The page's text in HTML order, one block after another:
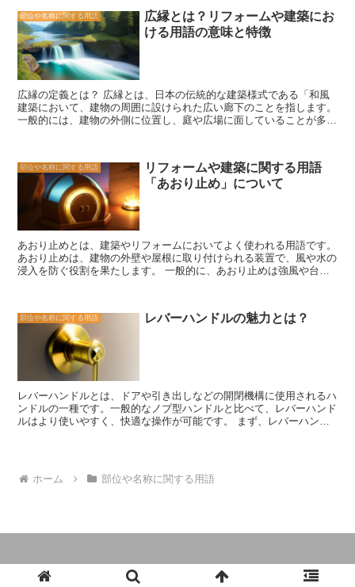
では重要な役割を果たしています。適切な引手金物を選ぶことで、不
正侵入や盗難などのリスクを軽減することができます。 引手金物
は、リフォームや建築において見逃せない要素です。その役割は、開
閉のスムーズさ、デザインの美しさ、安全性の確保など多岐にわたり
ます。引手金物を選ぶ際には、機能性だけでなく、デザインや安全性
にも注意を払いましょう。
が敷かれていました。瓦は、火災を防ぐための防火材としても使用さ
れ、建物の耐久性を高める役割を果たしていました。 江戸時代に入
ると、瓦の製造技術が進歩し、様々な形状やデザインの瓦が作られる
ようになりました。特に、寺院や城などの重要な建築物では、瓦の装
飾性が重視され、美しい屋根が作られました。また、瓦の色や模様も
重要な要素となり、地域ごとに独自のデザインが生まれました。 現
代の瓦屋根も、その伝統的なデザインや技術を受け継いでいます。瓦
は、自然素材であるため、環境に優しく、長寿命であり、耐久性にも
優れています。また、瓦の表面には、風や雨によって形成される風化
や変色が美しいとされ、年月を経ても味わい深い屋根を作り出しま
も、職人の手によって受け継がれており、瓦屋根は日本の建築文化の
象徴とも言えます。 瓦屋根の魅力は、その歴史と伝統にあります。
瓦の美しさや耐久性は、現代の建築においても高く評価されており、
多くの人々に愛され続けています。瓦屋根は、日本の建築文化の一部
として、これからも大切にされていくことでしょう。
部位や名称に関する用語
広縁とは？リフォームや建築にお
ける用語の意味と特徴
広縁の定義とは？ 広縁とは、日本の伝統的な建築様式である「和風
建築において、建物の周囲に設けられた広い廊下のことを指します。
一般的には、建物の外側に位置し、庭や広場に面していることが多い
おり、室内からも広縁を通じて自然を感じることができます。 広縁
は、日本の四季折々の美しい景色を楽しむために設けられることが多
いです。春には桜の花が咲き乱れ、夏には緑豊かな庭園が涼しげな風
を運んできます。秋には紅葉が美しく、冬には雪景色が広がります。
広縁に座りながら、自然の移り変わりを感じることができるのです。
また、広縁は建物の外部と内部を繋ぐだけでなく、人々との交流の場
としても利用されます。広縁には家族や友人と集まり、お茶を飲んだ
り、お酒を楽しんだりすることがあります。広縁は、人々がくつろ
ぎ、コミュニケーションを取るためのスペースとして重要な役割を果
くの人々に魅力を与えています。広縁がある建物は、リラックスした
雰囲気を醸し出し、心地よい空間を提供してくれます。和風建築や広
縁の魅力を知ることで、より深く日本の文化に触れることができるで
しょう。
部位や名称に関する用語
リフォームや建築に関する用語
「あおり止め」について
あおり止めとは、建築やリフォームにおいてよく使われる用語です。
あおり止めは、建物の外壁や屋根に取り付けられる装置で、風や水の
浸入を防ぐ役割を果たします。 一般的に、あおり止めは強風や台風
荷が大きくなると、建物の構造に損傷を与える可能性があります。あ
おり止めは、風圧を分散させることで、建物にかかる負荷を軽減し、
構造の安定性を保つ役割を果たします。 また、あおり止めは雨水の
浸入を防ぐためにも重要です。強風が建物に当たると、風と一緒に雨
水も建物に吹き込まれることがあります。あおり止めは、風と雨水の
侵入を防ぐために、建物の外壁や屋根に取り付けられます。これによ
り、建物内部の損傷やカビの発生を防ぐことができます。 あおり止
めは、さまざまな形状や材料で提供されています。一般的なものに
は、金属製のフックやバー、プラスチック製のフィンなどがありま
す。これらの装置は、建物の外観にも配慮しながら、効果的に風や水
止めは、見えない部分に取り付けられることが多いため、専門知識や
経験が必要です。適切な設置が行われることで、建物の寿命を延ば
部位や名称に関する用語 レバーハンドルの魅力とは？
レバーハンドルとは、ドアや引き出しなどの開閉機構に使用されるハ
ンドルの一種です。一般的なノブ型ハンドルと比べて、レバーハンド
ルはより使いやすく、快適な操作が可能です。 まず、レバーハンド
に開閉することができます。また、子供や高齢者など、力の弱い人で
も扱いやすいという利点もあります。 さらに、レバーハンドルはデ
エーションも豊富で、自分の好みや部屋の雰囲気に合わせて選ぶこと
ます。レバーハンドルは一瞬で開閉できるため、緊急時の避難に役立
ホーム 部位や名称に関する用語
© 2023 いいリフォームと建築の教科書.